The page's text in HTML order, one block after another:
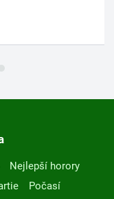
Nejlepší horory
Počasí